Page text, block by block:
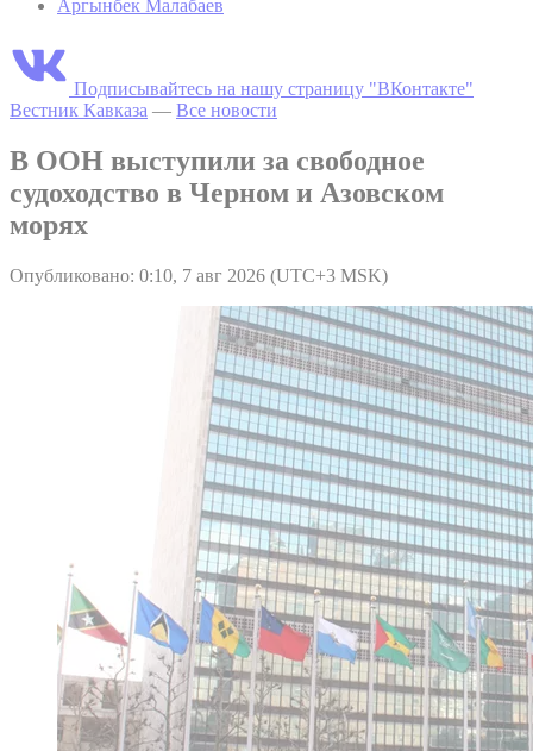
Аргынбек Малабаев
Подписывайтесь на нашу страницу "ВКонтакте"
Вестник Кавказа — Все новости
В ООН выступили за свободное
судоходство в Черном и Азовском
морях
Опубликовано: 0:10, 7 авг 2026 (UTC+3 MSK)